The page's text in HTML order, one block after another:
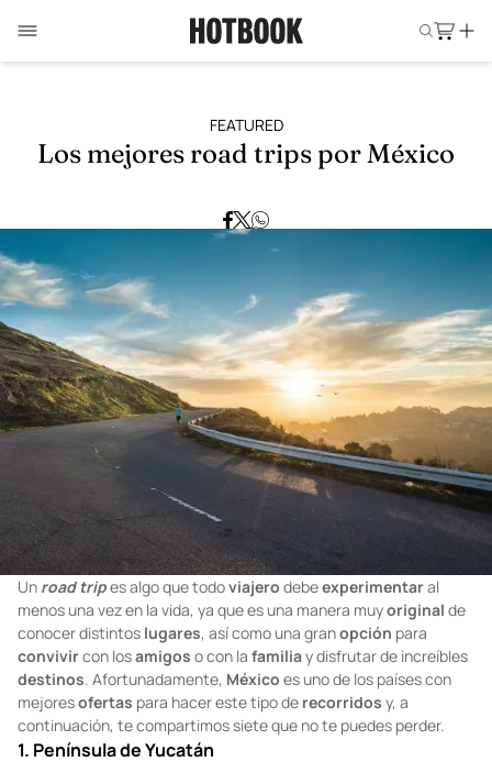
FEATURED
Unroad trip es algo que todoviajero debe experimentaral
menos una vez en la vida, ya que es una manera muyoriginal de
conocer distintoslugares, así como una granopciónpara
convivircon losamigoso con lafamiliay disfrutar de increíbles
destinos. Afortunadamente,México es uno de los países con
mejoresofertas para hacer este tipo de recorridosy, a
continuación, te compartimos siete que no te puedes perder.